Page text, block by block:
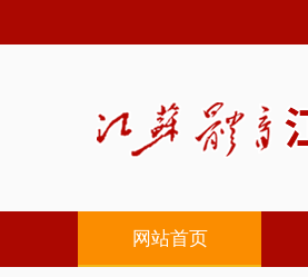
网站首页